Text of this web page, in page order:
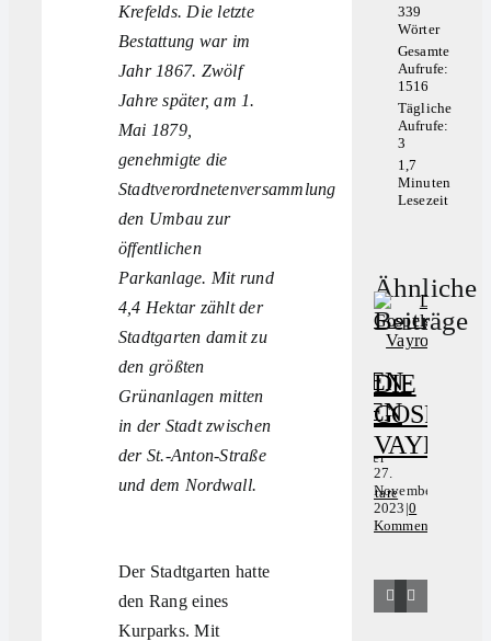
Krefelds. Die letzte
Bestattung war im
Jahr 1867. Zwölf
Jahre später, am 1.
Mai 1879,
genehmigte die
Stadtverordnetenversammlung
den Umbau zur
öffentlichen
Parkanlage. Mit rund
4,4 Hektar zählt der
Stadtgarten damit zu
den größten
Grünanlagen mitten
in der Stadt zwischen
der St.-Anton-Straße
und dem Nordwall.
Der Stadtgarten hatte
den Rang eines
Kurparks. Mit
339
Wörter
Gesamte
Aufrufe:
1516
Tägliche
Aufrufe:
3
1,7
Minuten
Lesezeit
Ähnliche
Beiträge
DATEN-
RATEN
September
Kommentare
DIE
27.
November
2023 |0
Kommentare
DIE